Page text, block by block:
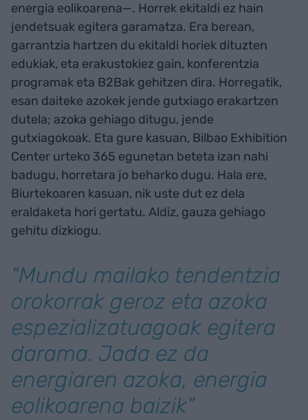
energia eolikoarena—. Horrek ekitaldi ez hain
jendetsuak egitera garamatza. Era berean,
garrantzia hartzen du ekitaldi horiek dituzten
edukiak, eta erakustokiez gain, konferentzia
programak eta B2Bak gehitzen dira. Horregatik,
esan daiteke azokek jende gutxiago erakartzen
dutela; azoka gehiago ditugu, jende
gutxiagokoak. Eta gure kasuan, Bilbao Exhibition
Center urteko 365 egunetan beteta izan nahi
badugu, horretara jo beharko dugu. Hala ere,
Biurtekoaren kasuan, nik uste dut ez dela
eraldaketa hori gertatu. Aldiz, gauza gehiago
gehitu dizkiogu.
"Mundu mailako tendentzia
orokorrak geroz eta azoka
espezializatuagoak egitera
darama. Jada ez da
energiaren azoka, energia
eolikoarena baizik"